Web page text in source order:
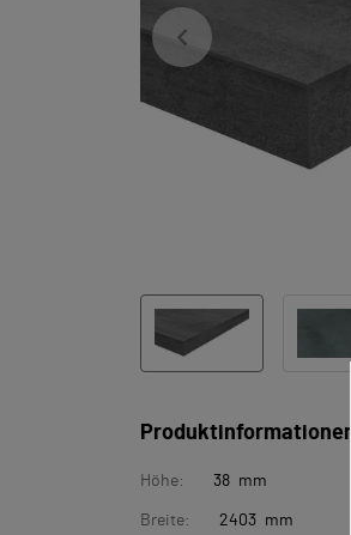
Produktinformationen
Höhe: 38 mm
Breite: 2403 mm